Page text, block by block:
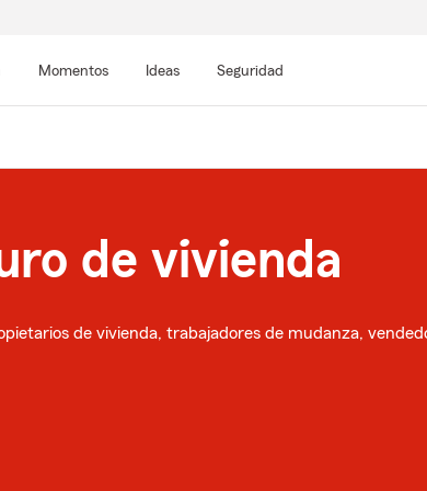
Momentos Ideas Seguridad
de vivienda
de vivienda, trabajadores de mudanza,